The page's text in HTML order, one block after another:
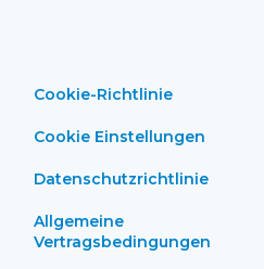
Cookie-Richtlinie
Cookie Einstellungen
Datenschutzrichtlinie
Allgemeine
Vertragsbedingungen